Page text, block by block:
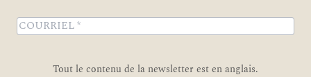
Tout le contenu de la newsletter est en anglais.